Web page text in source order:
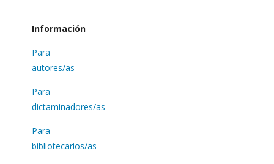
Información
Para
autores/as
Para
dictaminadores/as
Para
bibliotecarios/as